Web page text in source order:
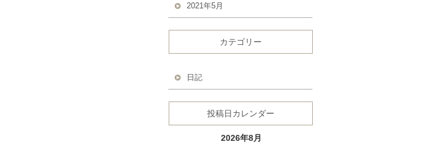
2021年5月
カテゴリー
日記
投稿日カレンダー
2026年8月